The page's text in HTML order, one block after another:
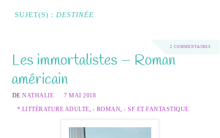
SUJET(S) : DESTINÉE
2 COMMENTAIRES
Les immortalistes – Roman
américain
DENATHALIE
7 MAI 2018
* LITTÉRATURE ADULTE, - ROMAN,- SF ET FANTASTIQUE